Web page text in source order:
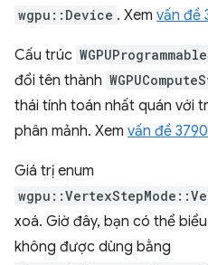
wgpu::Device . Xem vấn đề
Cấu trúc
đổi tên thành
thái tính toán nhất quán với
phân mảnh. Xem vấn đề
Giá trị enum
xoá. Giờ đây, bạn có thể
không được dùng bằng